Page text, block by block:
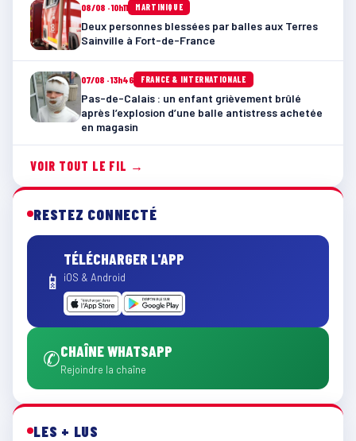
08/08 · 10h11 MARTINIQUE
Deux personnes blessées par balles aux Terres
Sainville à Fort-de-France
07/08 · 13h46 FRANCE & INTERNATIONALE
Pas-de-Calais : un enfant grièvement brûlé
après l’explosion d’une balle antistress achetée
en magasin
VOIR TOUT LE FIL →
RESTEZ CONNECTÉ
📱
TÉLÉCHARGER L'APP
iOS & Android
✆CHAÎNE WHATSAPP
Rejoindre la chaîne
LES + LUS